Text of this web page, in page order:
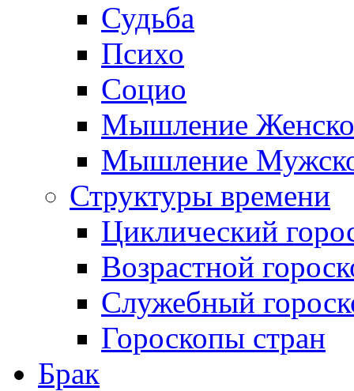
Судьба
Психо
Социо
Мышление
Мышление
Структуры времени
Циклический
Возрастной
Служебный
Гороскопы стран
Брак